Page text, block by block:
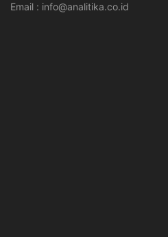
Email : info@analitika.co.id